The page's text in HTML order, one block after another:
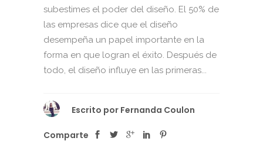
subestimes el poder del diseño. El 50% de
las empresas dice que el diseño
desempeña un papel importante en la
forma en que logran el éxito. Después de
todo, el diseño influye en las primeras...
Escrito por Fernanda Coulon
Comparte